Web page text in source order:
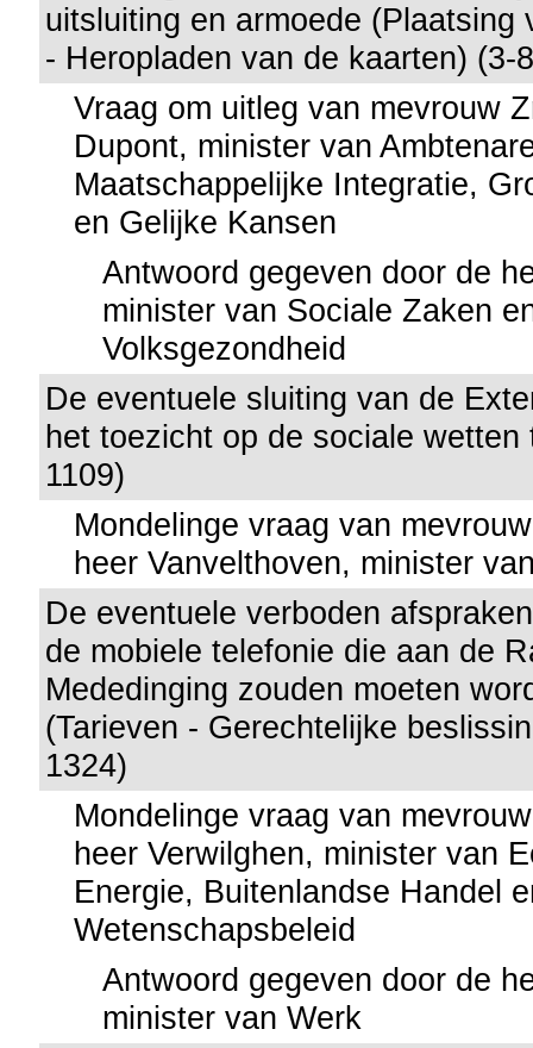
uitsluiting en armoede (Plaatsing
- Heropladen van de kaarten) (3-
Vraag om uitleg van mevrouw
Dupont, minister van
Maatschappelijke Integratie,
en Gelijke Kansen
Antwoord gegeven door de
minister van Sociale Zaken
Volksgezondheid
De eventuele sluiting van de
het toezicht op de sociale wetten
1109)
Mondelinge vraag van
heer Vanvelthoven, minister
De eventuele verboden
de mobiele telefonie die aan de
Mededinging zouden moeten
(Tarieven - Gerechtelijke
1324)
Mondelinge vraag van
heer Verwilghen, minister van
Energie, Buitenlandse Handel
Wetenschapsbeleid
Antwoord gegeven door de
minister van Werk